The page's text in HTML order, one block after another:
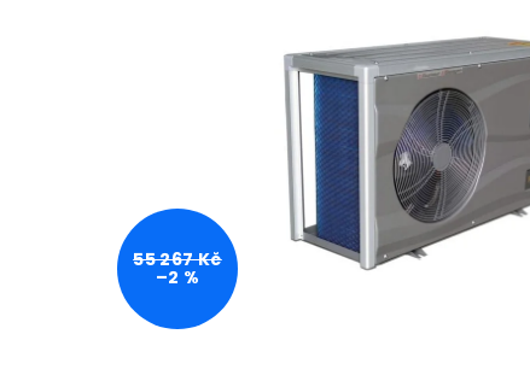
55 267 Kč
–2 %